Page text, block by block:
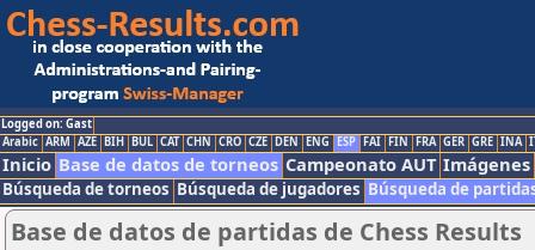
Logged on: Gast
Arabic ARM AZE BIH BUL CAT CHN CRO CZE DEN ENG ESP FAI FIN FRA GER GRE INA
Inicio Base de datos de torneos Campeonato AUT Imágenes
Búsqueda de torneos Búsqueda de jugadores Búsqueda de
Base de datos de partidas de Chess Results